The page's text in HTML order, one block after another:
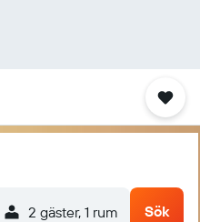
2 gäster, 1 rum Sök